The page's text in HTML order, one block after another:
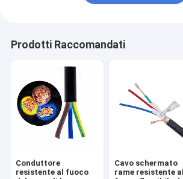
Prodotti Raccomandati
Conduttore
resistente al fuoco
Cavo schermato
rame resistente al